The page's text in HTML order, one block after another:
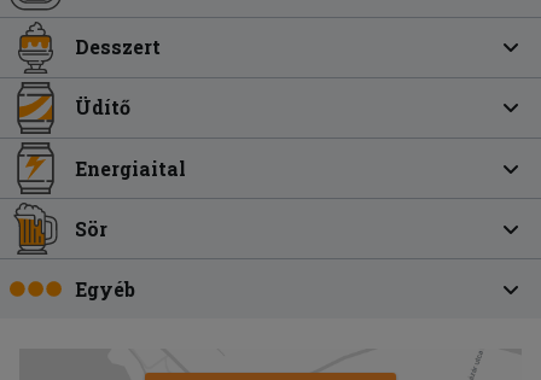
Desszert
Üdítő
Energiaital
Sör
Egyéb